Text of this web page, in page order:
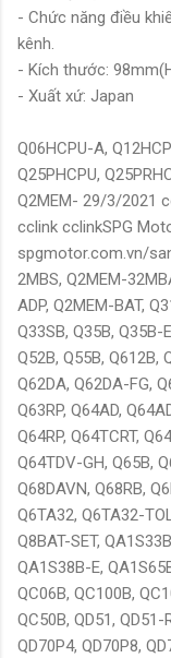
- Chức năng điều
kênh.
- Kích thước:
- Xuất xứ: Japan
Q06HCPU-A,
Q25PHCPU,
Q2MEM- 29/3/2021
cclink cclinkSPG
spgmotor.com.vn/
2MBS, Q2MEM-
ADP, Q2MEM-BAT,
Q33SB, Q35B, Q35B-
Q52B, Q55B, Q612B,
Q62DA, Q62DA-FG,
Q63RP, Q64AD,
Q64RP, Q64TCRT,
Q64TDV-GH, Q65B,
Q68DAVN, Q68RB,
Q6TA32, Q6TA32-
Q8BAT-SET,
QA1S38B-E,
QC06B, QC100B,
QC50B, QD51, QD51-
QD70P4, QD70P8,